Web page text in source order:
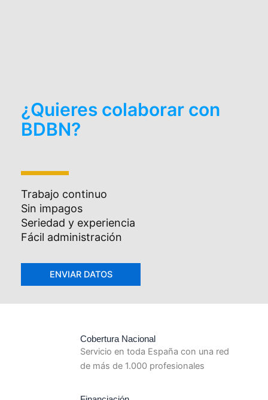
¿Quieres colaborar con
BDBN?
Trabajo continuo
Sin impagos
Seriedad y experiencia
Fácil administración
Cobertura Nacional
Servicio en toda España con una red
de más de 1.000 profesionales